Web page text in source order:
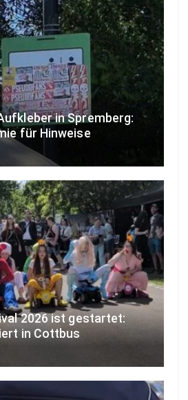
in Spremberg:
für Hinweise
2026 ist gestartet:
in Cottbus